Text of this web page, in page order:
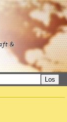
Los